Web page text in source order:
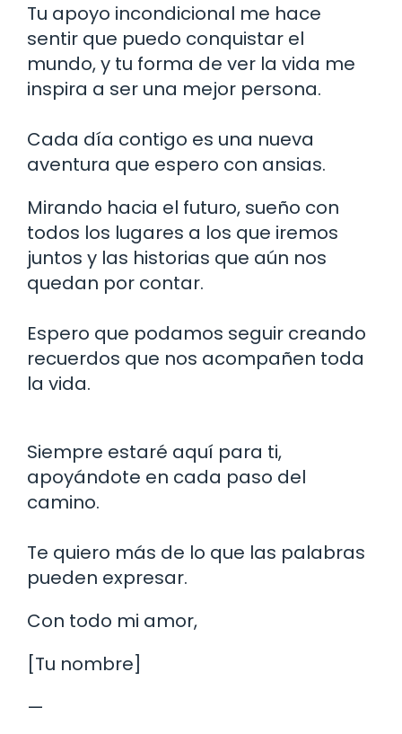
Tu apoyo incondicional me hace
sentir que puedo conquistar el
mundo, y tu forma de ver la vida me
inspira a ser una mejor persona.
Cada día contigo es una nueva
aventura que espero con ansias.
Mirando hacia el futuro, sueño con
todos los lugares a los que iremos
juntos y las historias que aún nos
quedan por contar.
Espero que podamos seguir creando
recuerdos que nos acompañen toda
la vida.
Siempre estaré aquí para ti,
apoyándote en cada paso del
camino.
Te quiero más de lo que las palabras
pueden expresar.
Con todo mi amor,
[Tu nombre]
—